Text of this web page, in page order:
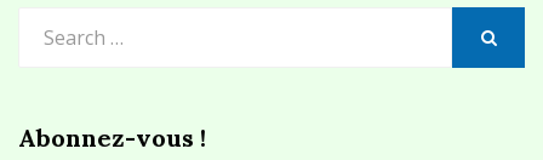
for:
Abonnez-vous !